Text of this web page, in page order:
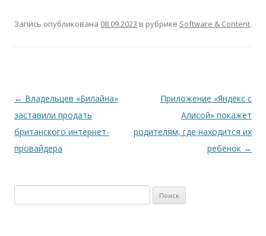
Запись опубликована 08.09.2023 в рубрике Software & Content.
Навигация
по
записям
← Владельцев «Билайна»
заставили продать
британского интернет-
провайдера
Приложение «Яндекс с
Алисой» покажет
родителям, где находится их
ребёнок →